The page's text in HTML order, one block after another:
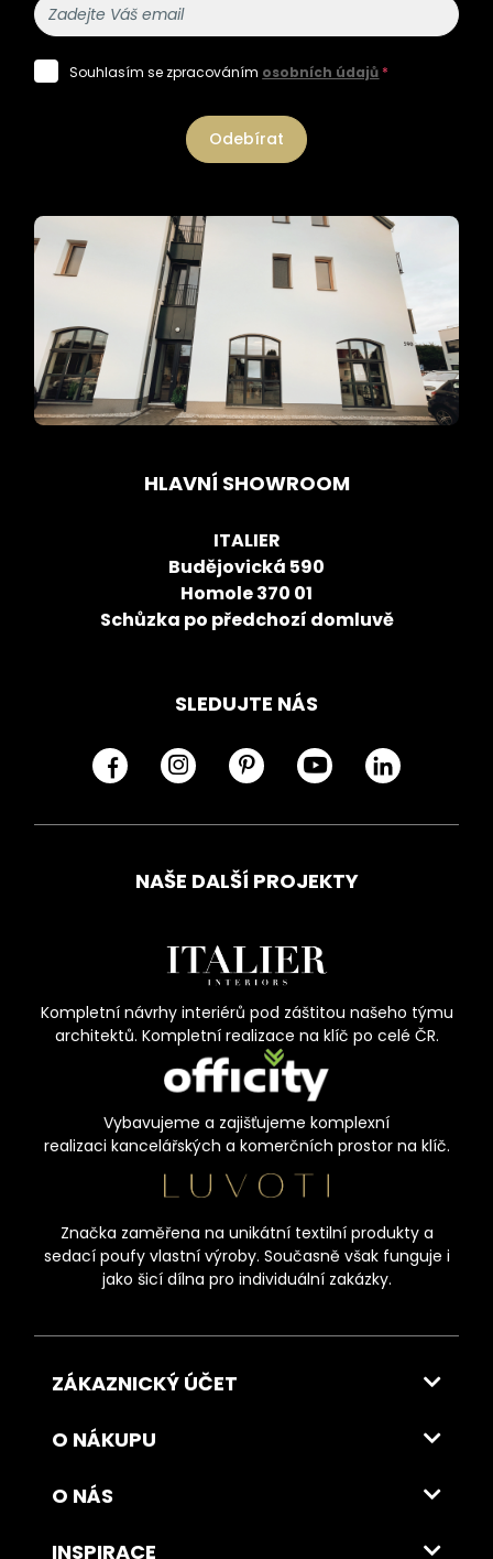
Souhlasím se zpracováním osobních údajů *
Odebírat
HLAVNÍ SHOWROOM
ITALIER
Budějovická 590
Homole 370 01
Schůzka po předchozí domluvě
SLEDUJTE NÁS
NAŠE DALŠÍ PROJEKTY
Kompletní návrhy interiérů pod záštitou našeho týmu
architektů. Kompletní realizace na klíč po celé ČR.
Vybavujeme a zajišťujeme komplexní
realizaci kancelářských a komerčních prostor na klíč.
Značka zaměřena na unikátní textilní produkty a
sedací poufy vlastní výroby. Současně však funguje i
jako šicí dílna pro individuální zakázky.
ZÁKAZNICKÝ ÚČET
O NÁKUPU
O NÁS
INSPIRACE